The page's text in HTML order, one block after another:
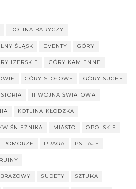
DOLINA BARYCZY
ŚLĄSK EVENTY GÓRY
IZERSKIE GÓRY KAMIENNE
GÓRY STOŁOWE GÓRY SUCHE
II WOJNA ŚWIATOWA
KOTLINA KŁODZKA
ŚNIEŻNIKA MIASTO OPOLSKIE
POMORZE PRAGA PSILAJF
RUINY
SUDETY SZTUKA